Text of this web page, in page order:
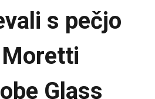
s pečjo
Glass